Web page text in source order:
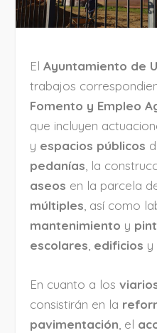
ElAyuntamiento de
trabajos
Fomento y Empleo
que incluyen
y espacios públicos
pedanías , la
aseos en la parcela
múltiples , así como
mantenimiento y
escolares edificios y
En cuanto a los
consistirán en la
pavimentación , el